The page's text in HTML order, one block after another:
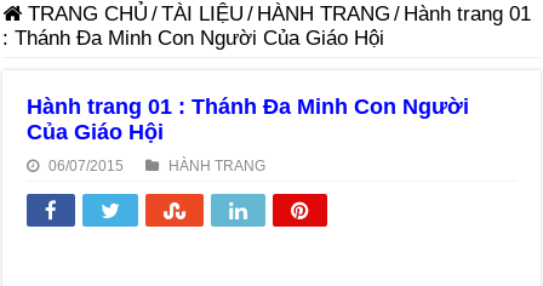
TRANG CHỦ /TÀI LIỆU / HÀNH TRANG / Hành trang 01
: Thánh Đa Minh Con Người Của Giáo Hội
Hành trang 01 : Thánh Đa Minh Con Người
Của Giáo Hội
06/07/2015 HÀNH TRANG